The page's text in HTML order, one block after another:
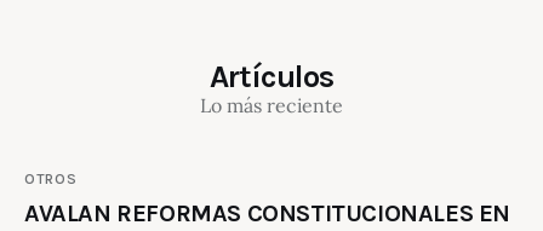
Artículos
Lo más reciente
OTROS
AVALAN REFORMAS CONSTITUCIONALES EN